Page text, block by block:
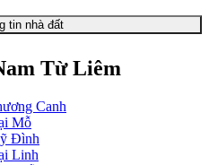
tin nhà đất
Từ Liêm
Canh
Mỗ
Đình
Linh